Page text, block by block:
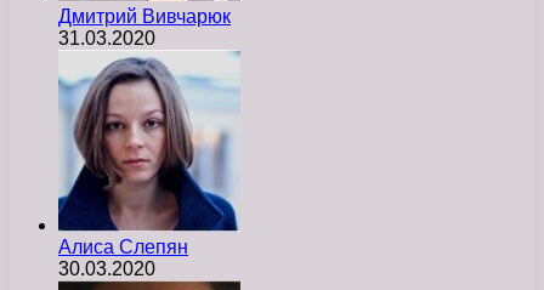
Дмитрий Вивчарюк
31.03.2020
Алиса Слепян
30.03.2020